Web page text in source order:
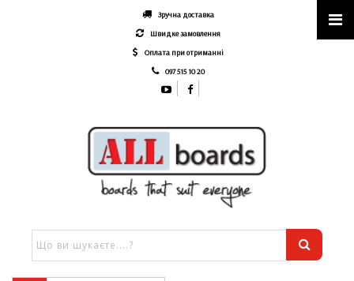
Зручна доставка
Швидке замовлення
Оплата при отриманні
097 515 10 20